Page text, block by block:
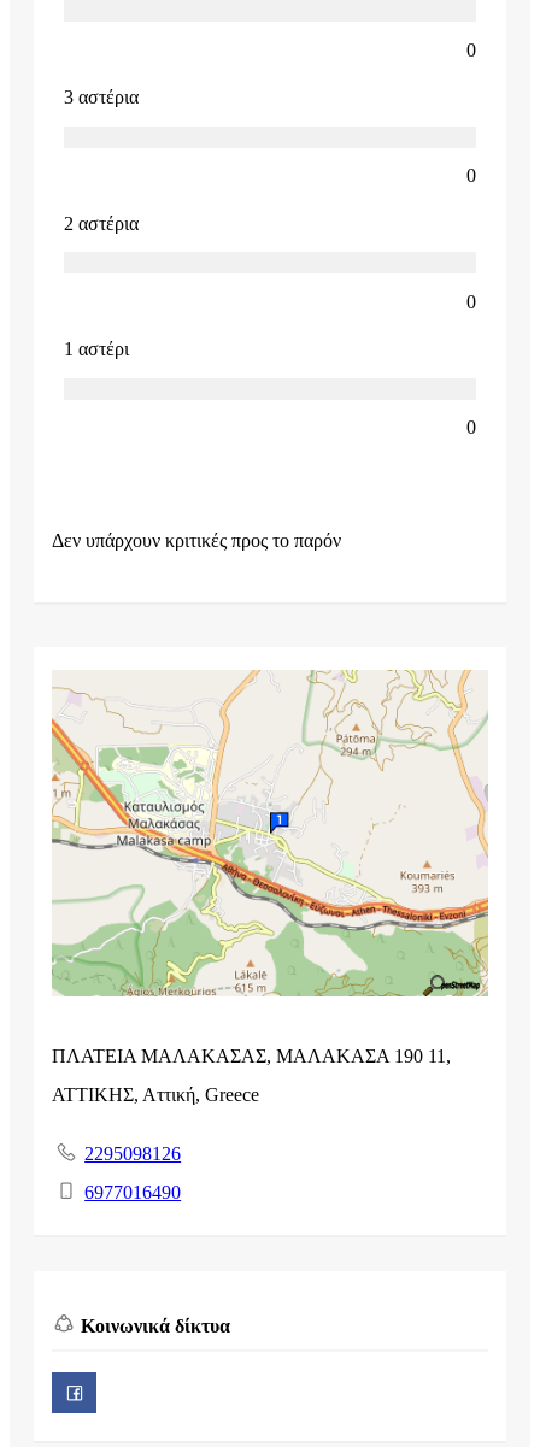
0
3 αστέρια
0
2 αστέρια
0
1 αστέρι
0
Δεν υπάρχουν κριτικές προς το παρόν
ΠΛΑΤΕΙΑ ΜΑΛΑΚΑΣΑΣ, ΜΑΛΑΚΑΣΑ 190 11,
ΑΤΤΙΚΗΣ, Αττική, Greece
2295098126
6977016490
Κοινωνικά δίκτυα